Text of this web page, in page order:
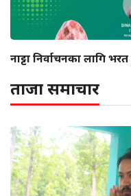
नाट्टा निर्वाचनका लागि
ताजा समाचार